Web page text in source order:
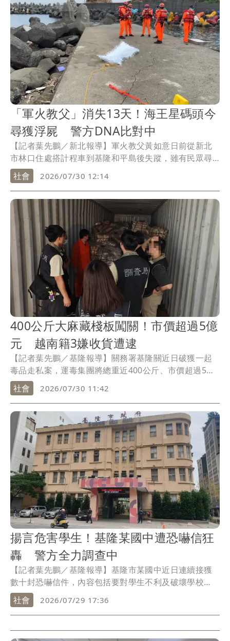
「軍火教父」消失13天！海王星碼頭今
尋獲浮屍 警方DNA比對中
【記者葉先鵬／新北報導】軍火教父黃如意日前從新北
市林口住處搭計程車到基隆和平島後失蹤，雖有民眾尋
獲其隨身包，但警消連日搜尋仍未有進展，直至今天
（30日）上午才在海王星碼頭海堤消波塊附近找到一具
男浮屍，由於現場未發現任何證件，因此後續將採DNA
確認，是否為「軍火教父」還有待進一步釐清。
社會 2026/07/30 12:14
400公斤大麻藏棧板闖關！市價超過5億
元 越南籍3嫌收貨遭逮
【記者葉先鵬／基隆報導】關務署基隆關近日破獲一起
毒品走私案，運毒集團將總重近400公斤、市價超過5億
元的大麻夾藏在棧板中，企圖以此蒙混過關，相關單位
得知情形後按兵不動，直至3名越南籍男子收貨時一網打
盡，全案已依違反毒危害防制條例起訴。
社會 2026/07/30 11:42
揚言危害學生！基隆某國中遭恐嚇信狂
轟 警方全力調查中
【記者葉先鵬／基隆報導】基隆市某國中近日連續接獲
數十封恐嚇信件，內容包括要對學生不利及破壞學校
等，對此，基隆市府表示高度重視，除在第一時間掌握
情況外，也立刻督請學校依校園安全應變機制處理，後
續將由警察機關協助調查，以維護師生安全。
社會 2026/07/29 17:36